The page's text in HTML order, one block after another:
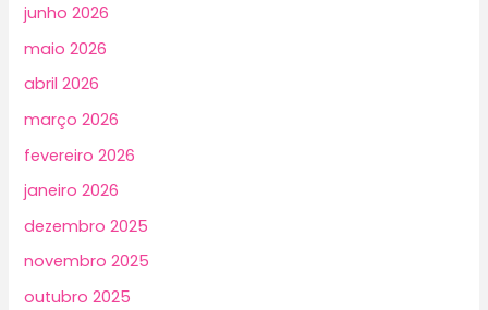
junho 2026
maio 2026
abril 2026
março 2026
fevereiro 2026
janeiro 2026
dezembro 2025
novembro 2025
outubro 2025